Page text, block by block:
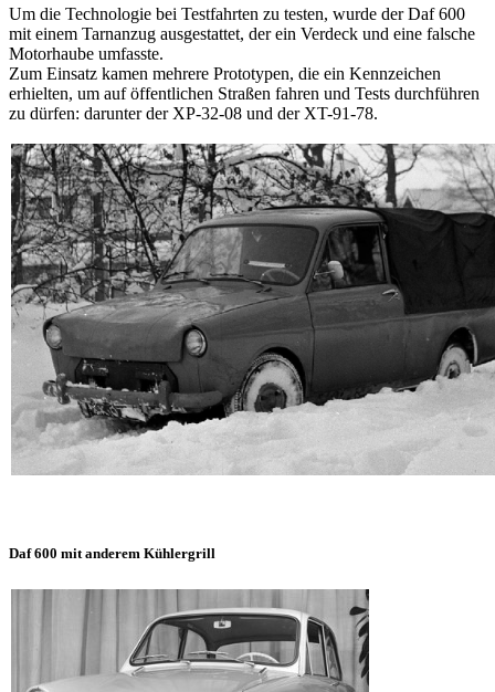
Um die Technologie bei Testfahrten zu testen, wurde der Daf 600
mit einem Tarnanzug ausgestattet, der ein Verdeck und eine falsche
Motorhaube umfasste.
Zum Einsatz kamen mehrere Prototypen, die ein Kennzeichen
erhielten, um auf öffentlichen Straßen fahren und Tests durchführen
zu dürfen: darunter der XP-32-08 und der XT-91-78.
Daf 600 mit anderem Kühlergrill